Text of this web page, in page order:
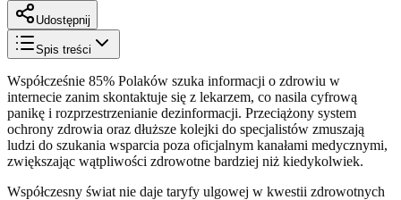
Udostępnij
Spis treści
Współcześnie 85% Polaków szuka informacji o zdrowiu w
internecie zanim skontaktuje się z lekarzem, co nasila cyfrową
panikę i rozprzestrzenianie dezinformacji. Przeciążony system
ochrony zdrowia oraz dłuższe kolejki do specjalistów zmuszają
ludzi do szukania wsparcia poza oficjalnym kanałami medycznymi,
zwiększając wątpliwości zdrowotne bardziej niż kiedykolwiek.
Współczesny świat nie daje taryfy ulgowej w kwestii zdrowotnych